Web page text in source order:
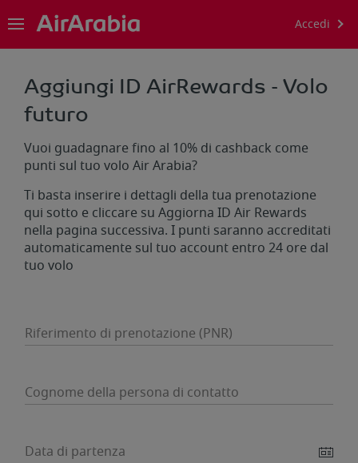
Accedi
Aggiungi ID AirRewards - Volo
futuro
Vuoi guadagnare fino al 10% di cashback come
punti sul tuo volo Air Arabia?
Ti basta inserire i dettagli della tua prenotazione
qui sotto e cliccare su Aggiorna ID Air Rewards
nella pagina successiva. I punti saranno accreditati
automaticamente sul tuo account entro 24 ore dal
tuo volo
Riferimento di prenotazione (PNR)
Cognome della persona di contatto
Data di partenza